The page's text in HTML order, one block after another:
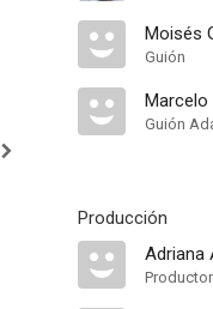
Moisés
Guión
Marcelo
Guión
Producción
Adriana
Productor